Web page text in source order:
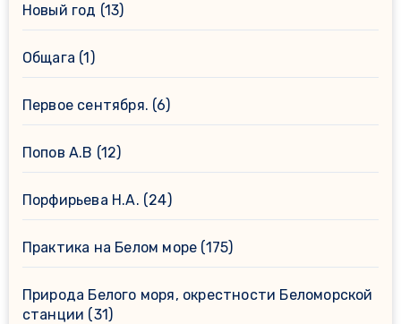
Новый год (13)
Общага (1)
Первое сентября. (6)
Попов А.В (12)
Порфирьева Н.А. (24)
Практика на Белом море (175)
Природа Белого моря, окрестности Беломорской
станции (31)